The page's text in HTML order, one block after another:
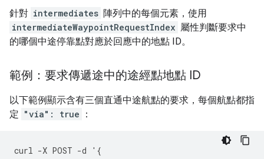
針對 intermediates 陣列中的每個元素，使用
intermediateWaypointRequestIndex 屬性判斷要求中
的哪個中途停靠點對應於回應中的地點 ID。
範例：要求傳遞途中的途經點地點 ID
以下範例顯示含有三個直通中途航點的要求，每個航點都指
定 "via": true ：
curl -X POST -d ' {